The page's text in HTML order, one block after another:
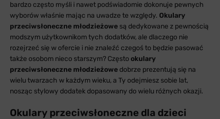
bardzo często myśli i nawet podświadomie dokonuje pewnych
wyborów właśnie mając na uwadze te względy. Okulary
przeciwsłoneczne młodzieżowe są dedykowane z pewnością
modszym użytkownikom tych dodatków, ale dlaczego nie
rozejrzeć się w ofercie i nie znaleźć czegoś to będzie pasować
także osobom nieco starszym? Często okulary
przeciwsłoneczne młodzieżowe dobrze prezentują się na
wielu twarzach w każdym wieku, a Ty odejmiesz sobie lat,
nosząc stylowy dodatek dopasowany do wielu różnych okazji.
Okulary przeciwsłoneczne dla dzieci